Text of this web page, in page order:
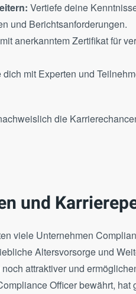
Vertiefe deine
und Berichtsanforderungen.
anerkanntem Zertifikat für
dich mit Experten und
die
und
viele Unternehmen
Altersvorsorge und
attraktiver und
Officer bewährt,